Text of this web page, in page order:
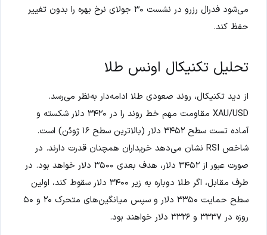
می‌شود فدرال رزرو در نشست ۳۰ جولای نرخ بهره را بدون تغییر
حفظ کند.
تحلیل تکنیکال اونس طلا
از دید تکنیکال، روند صعودی طلا ادامه‌دار به‌نظر می‌رسد.
XAU/USD مقاومت مهم خط روند را در ۳۴۲۰ دلار شکسته و
آماده تست سطح ۳۴۵۲ دلار (بالاترین سطح ۱۶ ژوئن) است.
شاخص RSI نشان می‌دهد خریداران همچنان قدرت دارند. در
صورت عبور از ۳۴۵۲ دلار، هدف بعدی ۳۵۰۰ دلار خواهد بود. در
طرف مقابل، اگر طلا دوباره به زیر ۳۴۰۰ دلار سقوط کند، اولین
سطح حمایت ۳۳۵۰ دلار و سپس میانگین‌های متحرک ۲۰ و ۵۰
روزه در ۳۳۳۷ و ۳۳۲۶ دلار خواهند بود.